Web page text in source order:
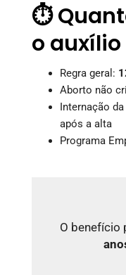
⏱️
o
Regra geral:
Aborto não
Internação
após a alta
Programa
O benefício